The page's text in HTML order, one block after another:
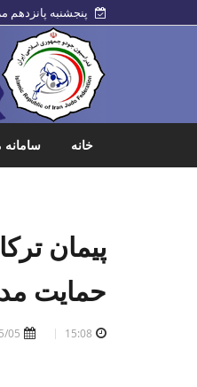
پنجشنبه پانزدهم
خانه
پیمان
حمایت
15:08
05